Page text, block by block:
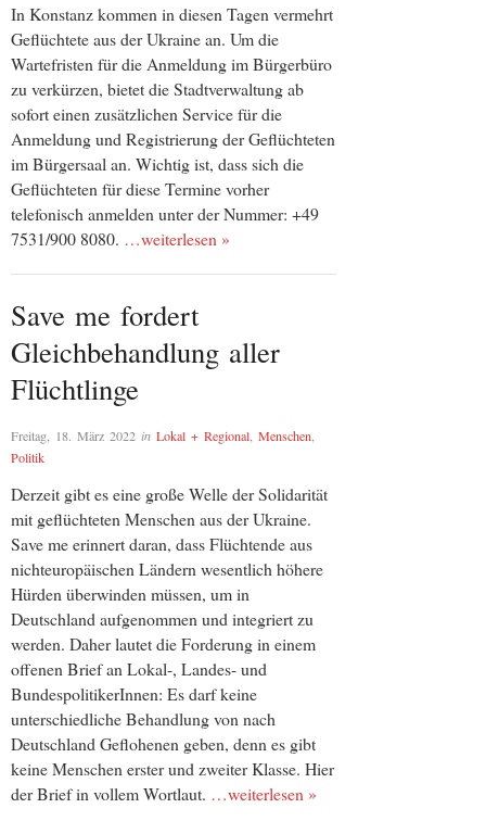
In Konstanz kommen in diesen Tagen vermehrt
Geflüchtete aus der Ukraine an. Um die
Wartefristen für die Anmeldung im Bürgerbüro
zu verkürzen, bietet die Stadtverwaltung ab
sofort einen zusätzlichen Service für die
Anmeldung und Registrierung der Geflüchteten
im Bürgersaal an. Wichtig ist, dass sich die
Geflüchteten für diese Termine vorher
telefonisch anmelden unter der Nummer: +49
7531/900 8080. …weiterlesen »
Save me fordert
Gleichbehandlung aller
Flüchtlinge
Freitag, 18. März 2022 in Lokal + Regional Menschen
Politik
Derzeit gibt es eine große Welle der Solidarität
mit geflüchteten Menschen aus der Ukraine.
Save me erinnert daran, dass Flüchtende aus
nichteuropäischen Ländern wesentlich höhere
Hürden überwinden müssen, um in
Deutschland aufgenommen und integriert zu
werden. Daher lautet die Forderung in einem
offenen Brief an Lokal-, Landes- und
BundespolitikerInnen: Es darf keine
unterschiedliche Behandlung von nach
Deutschland Geflohenen geben, denn es gibt
keine Menschen erster und zweiter Klasse. Hier
der Brief in vollem Wortlaut. …weiterlesen »